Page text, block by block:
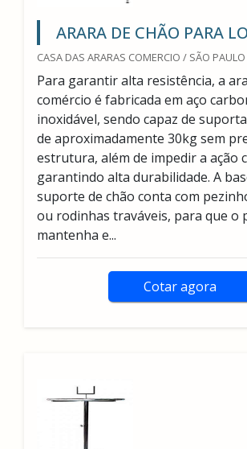
ARARA DE CHÃO PARA
CASA DAS ARARAS COMERCIO / SÃO
Para garantir alta resistência, a
comércio é fabricada em aço
inoxidável, sendo capaz de
de aproximadamente 30kg sem
estrutura, além de impedir a ação
garantindo alta durabilidade. A
suporte de chão conta com
ou rodinhas traváveis, para que o
mantenha e...
Cotar agora